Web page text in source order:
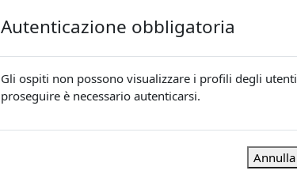
Autenticazione obbligatoria
Gli ospiti non possono visualizzare i profili degli
proseguire è necessario autenticarsi.
Annulla